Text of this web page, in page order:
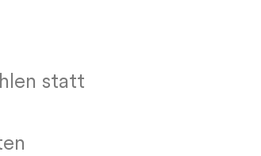
statt